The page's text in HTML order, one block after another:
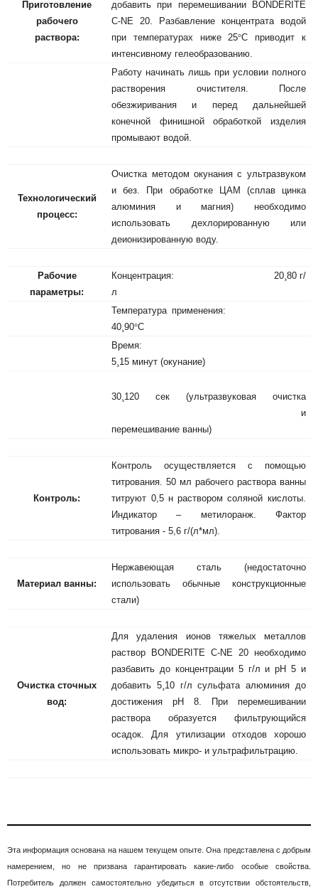
Приготовление
рабочего
раствора:
добавить при перемешивании BONDERITE
C-NE 20. Разбавление концентрата водой
при температурах ниже 25°С приводит к
интенсивному гелеобразованию.
Работу начинать лишь при условии полного
растворения очистителя. После
обезжиривания и перед дальнейшей
конечной финишной обработкой изделия
промывают водой.
Технологический
процесс:
Очистка методом окунания с ультразвуком
и без. При обработке ЦАМ (сплав цинка
алюминия и магния) необходимо
использовать дехлорированную или
деионизированную воду.
Рабочие
параметры:
Концентрация: 20¸80 г/
л
Температура применения:
40¸90°С
Время:
5¸15 минут (окунание)
30¸120 сек (ультразвуковая очистка
и
перемешивание ванны)
Контроль:
Контроль осуществляется с помощью
титрования. 50 мл рабочего раствора ванны
титруют 0,5 н раствором соляной кислоты.
Индикатор – метилоранж. Фактор
титрования ‑ 5,6 г/(л*мл).
Материал ванны:
Нержавеющая сталь (недостаточно
использовать обычные конструкционные
стали)
Очистка сточных
вод:
Для удаления ионов тяжелых металлов
раствор BONDERITE C-NE 20 необходимо
разбавить до концентрации 5 г/л и рН 5 и
добавить 5¸10 г/л сульфата алюминия до
достижения рН 8. При перемешивании
раствора образуется фильтрующийся
осадок. Для утилизации отходов хорошо
использовать микро- и ультрафильтрацию.
Эта информация основана на нашем текущем опыте. Она представлена с добрым
намерением, но не призвана гарантировать какие-либо особые свойства.
Потребитель должен самостоятельно убедиться в отсутствии обстоятельств,